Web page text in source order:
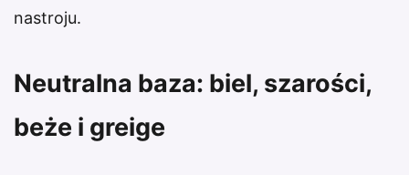
nastroju.
Neutralna baza: biel, szarości,
beże i greige